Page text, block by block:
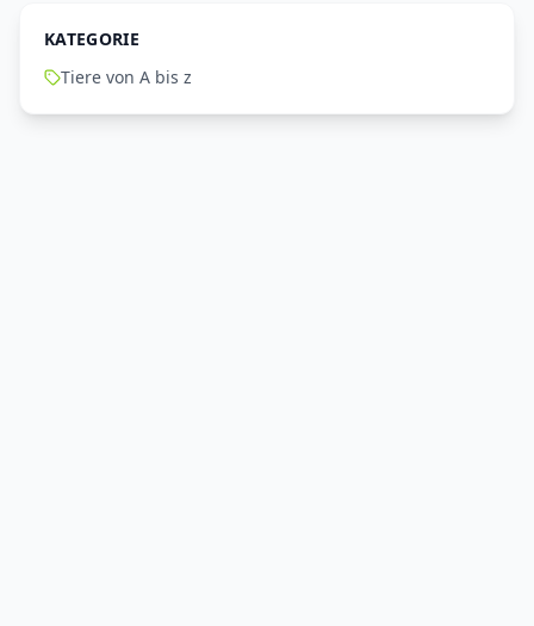
KATEGORIE
Tiere von A bis z